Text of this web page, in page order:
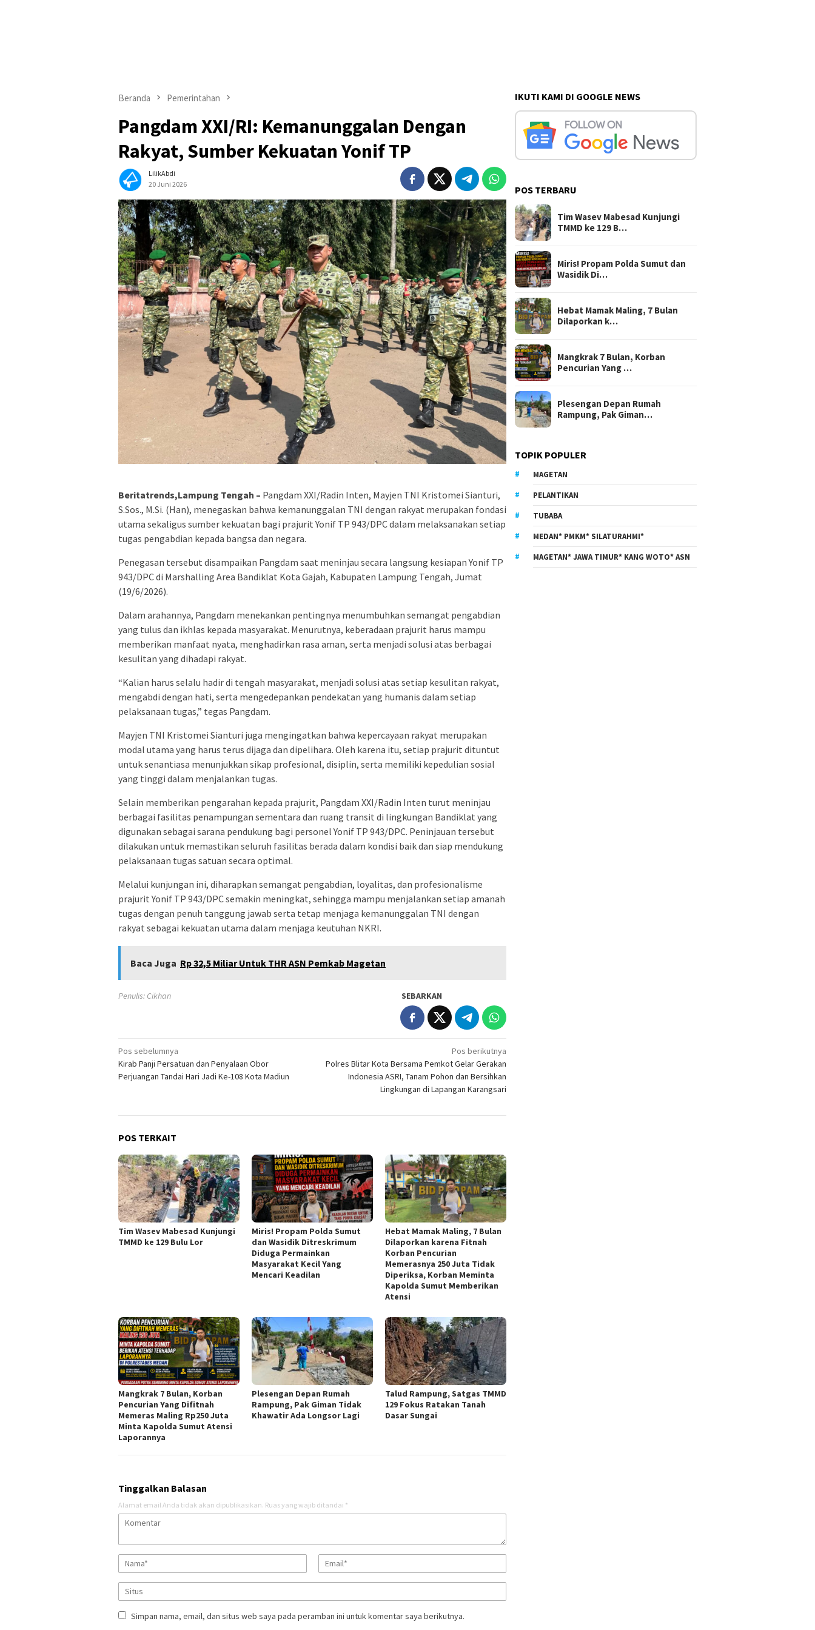
Beranda Pemerintahan
Pangdam XXI/RI: Kemanunggalan Dengan
Rakyat, Sumber Kekuatan Yonif TP
LilikAbdi
20 Juni 2026
Beritatrends,Lampung Tengah – Pangdam XXI/Radin Inten, Mayjen TNI Kristomei Sianturi,
S.Sos., M.Si. (Han), menegaskan bahwa kemanunggalan TNI dengan rakyat merupakan fondasi
utama sekaligus sumber kekuatan bagi prajurit Yonif TP 943/DPC dalam melaksanakan setiap
tugas pengabdian kepada bangsa dan negara.
Penegasan tersebut disampaikan Pangdam saat meninjau secara langsung kesiapan Yonif TP
943/DPC di Marshalling Area Bandiklat Kota Gajah, Kabupaten Lampung Tengah, Jumat
(19/6/2026).
Dalam arahannya, Pangdam menekankan pentingnya menumbuhkan semangat pengabdian
yang tulus dan ikhlas kepada masyarakat. Menurutnya, keberadaan prajurit harus mampu
memberikan manfaat nyata, menghadirkan rasa aman, serta menjadi solusi atas berbagai
kesulitan yang dihadapi rakyat.
“Kalian harus selalu hadir di tengah masyarakat, menjadi solusi atas setiap kesulitan rakyat,
mengabdi dengan hati, serta mengedepankan pendekatan yang humanis dalam setiap
pelaksanaan tugas,” tegas Pangdam.
Mayjen TNI Kristomei Sianturi juga mengingatkan bahwa kepercayaan rakyat merupakan
modal utama yang harus terus dijaga dan dipelihara. Oleh karena itu, setiap prajurit dituntut
untuk senantiasa menunjukkan sikap profesional, disiplin, serta memiliki kepedulian sosial
yang tinggi dalam menjalankan tugas.
Selain memberikan pengarahan kepada prajurit, Pangdam XXI/Radin Inten turut meninjau
berbagai fasilitas penampungan sementara dan ruang transit di lingkungan Bandiklat yang
digunakan sebagai sarana pendukung bagi personel Yonif TP 943/DPC. Peninjauan tersebut
dilakukan untuk memastikan seluruh fasilitas berada dalam kondisi baik dan siap mendukung
pelaksanaan tugas satuan secara optimal.
Melalui kunjungan ini, diharapkan semangat pengabdian, loyalitas, dan profesionalisme
prajurit Yonif TP 943/DPC semakin meningkat, sehingga mampu menjalankan setiap amanah
tugas dengan penuh tanggung jawab serta tetap menjaga kemanunggalan TNI dengan
rakyat sebagai kekuatan utama dalam menjaga keutuhan NKRI.
Baca Juga Rp 32,5 Miliar Untuk THR ASN Pemkab Magetan
Penulis: Cikhan SEBARKAN
Navigasi
pos
Pos sebelumnya
Kirab Panji Persatuan dan Penyalaan Obor
Perjuangan Tandai Hari Jadi Ke-108 Kota Madiun
Pos berikutnya
Polres Blitar Kota Bersama Pemkot Gelar Gerakan
Indonesia ASRI, Tanam Pohon dan Bersihkan
Lingkungan di Lapangan Karangsari
POS TERKAIT
Tim Wasev Mabesad Kunjungi
TMMD ke 129 Bulu Lor
Miris! Propam Polda Sumut
dan Wasidik Ditreskrimum
Diduga Permainkan
Masyarakat Kecil Yang
Mencari Keadilan
Hebat Mamak Maling, 7 Bulan
Dilaporkan karena Fitnah
Korban Pencurian
Memerasnya 250 Juta Tidak
Diperiksa, Korban Meminta
Kapolda Sumut Memberikan
Atensi
Mangkrak 7 Bulan, Korban
Pencurian Yang Difitnah
Memeras Maling Rp250 Juta
Minta Kapolda Sumut Atensi
Laporannya
Plesengan Depan Rumah
Rampung, Pak Giman Tidak
Khawatir Ada Longsor Lagi
Talud Rampung, Satgas TMMD
129 Fokus Ratakan Tanah
Dasar Sungai
Tinggalkan Balasan
Alamat email Anda tidak akan dipublikasikan. Ruas yang wajib ditandai *
Simpan nama, email, dan situs web saya pada peramban ini untuk komentar saya berikutnya.
IKUTI KAMI DI GOOGLE NEWS
POS TERBARU
Tim Wasev Mabesad Kunjungi
TMMD ke 129 B…
Miris! Propam Polda Sumut dan
Wasidik Di…
Hebat Mamak Maling, 7 Bulan
Dilaporkan k…
Mangkrak 7 Bulan, Korban
Pencurian Yang …
Plesengan Depan Rumah
Rampung, Pak Giman…
TOPIK POPULER
MAGETAN
PELANTIKAN
TUBABA
MEDAN* PMKM* SILATURAHMI*
MAGETAN* JAWA TIMUR* KANG WOTO* ASN